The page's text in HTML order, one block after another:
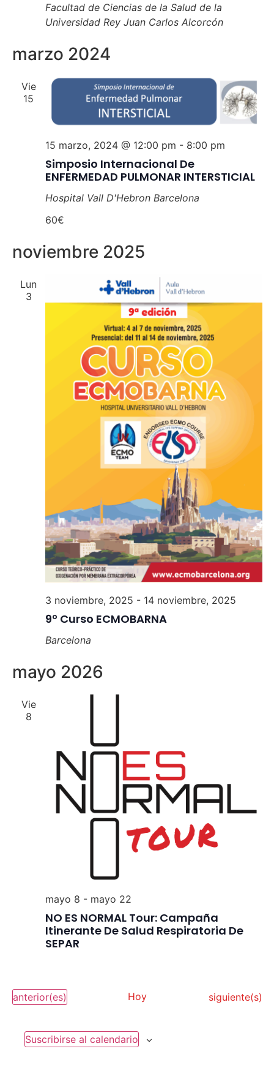
Facultad de Ciencias de la Salud de la
Universidad Rey Juan Carlos Alcorcón
marzo 2024
Vie
15
Simposio Internacional De
ENFERMEDAD PULMONAR INTERSTICIAL
15 marzo, 2024 @ 12:00 pm - 8:00 pm
Hospital Vall D'Hebron Barcelona
60€
noviembre 2025
Lun
3
9º Curso ECMOBARNA
3 noviembre, 2025 - 14 noviembre, 2025
Barcelona
mayo 2026
Vie
8
NO ES NORMAL Tour: Campaña
Itinerante De Salud Respiratoria De
SEPAR
mayo 8 - mayo 22
Eventos
anterior(es) Hoy Eventos
siguiente(s)
Suscribirse al calendario